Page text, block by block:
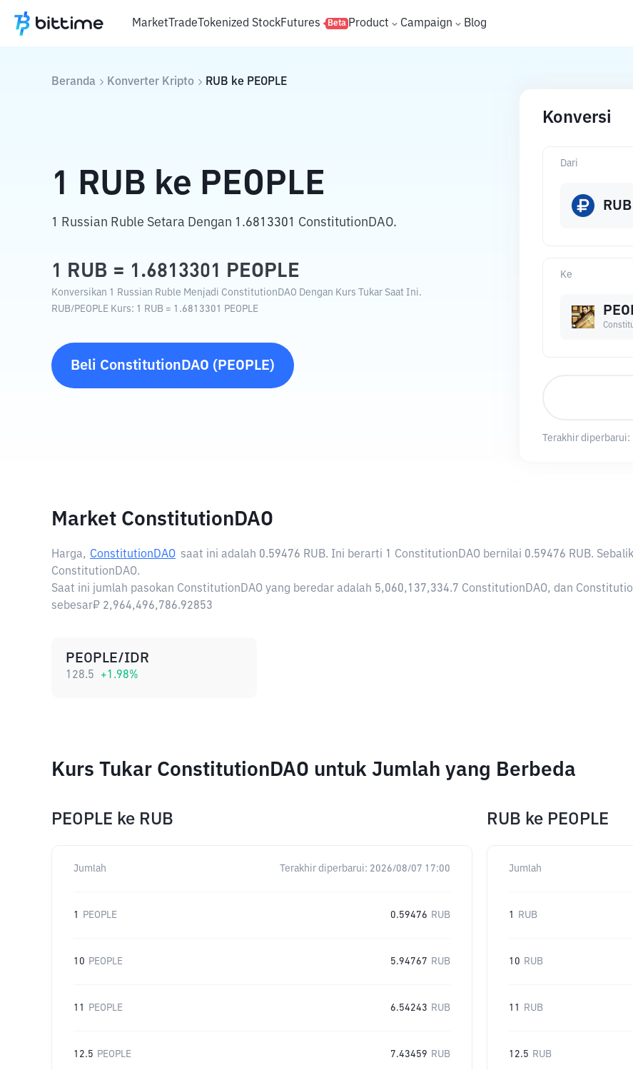
MarketTradeTokenized StockFutures Beta Product Campaign Blog
Beranda Konverter Kripto RUB ke PEOPLE
1 RUB ke PEOPLE
1 Russian Ruble Setara Dengan 1.6813301 ConstitutionDAO.
1 RUB = 1.6813301 PEOPLE
Konversikan 1 Russian Ruble Menjadi ConstitutionDAO Dengan Kurs Tukar Saat Ini.
RUB/PEOPLE Kurs: 1 RUB = 1.6813301 PEOPLE
Beli ConstitutionDAO ( PEOPLE)
Konversi
Ke
Dari
RUB
Terakhir diperbarui:
Market ConstitutionDAO
Harga, ConstitutionDAO saat ini adalah 0.59476 RUB. Ini berarti 1 ConstitutionDAO bernilai 0.59476 RUB.
ConstitutionDAO.
Saat ini jumlah pasokan ConstitutionDAO yang beredar adalah 5,060,137,334.7 ConstitutionDAO, dan
sebesar₽ 2,964,496,786.92853
PEOPLE/IDR
128.5 +1.98%
Kurs Tukar ConstitutionDAO untuk Jumlah yang Berbeda
PEOPLE ke RUB
Jumlah Terakhir diperbarui: 2026/08/07 17:00
1 PEOPLE 0.59476 RUB
10 PEOPLE 5.94767 RUB
11 PEOPLE 6.54243 RUB
12.5 PEOPLE 7.43459 RUB
RUB ke PEOPLE
Jumlah
1 RUB
10 RUB
11 RUB
12.5 RUB